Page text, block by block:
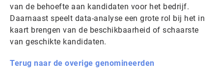
van de behoefte aan kandidaten voor het bedrijf.
Daarnaast speelt data-analyse een grote rol bij het in
kaart brengen van de beschikbaarheid of schaarste
van geschikte kandidaten.
Terug naar de overige genomineerden